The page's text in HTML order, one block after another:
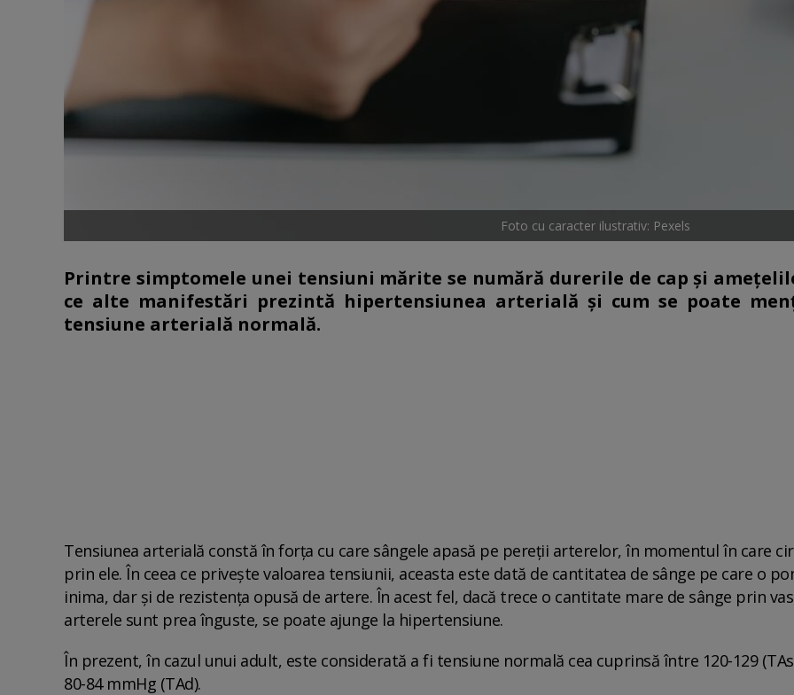
Foto cu caracter ilustrativ: Pexels
Printre simptomele unei tensiuni mărite se numără durerile de cap și
ce alte manifestări prezintă hipertensiunea arterială și cum se poate
tensiune arterială normală.
Tensiunea arterială constă în forța cu care sângele apasă pe pereții arterelor, în momentul în care
prin ele. În ceea ce privește valoarea tensiunii, aceasta este dată de cantitatea de sânge pe care o
inima, dar și de rezistența opusă de artere. În acest fel, dacă trece o cantitate mare de sânge prin
arterele sunt prea înguste, se poate ajunge la hipertensiune.
În prezent, în cazul unui adult, este considerată a fi tensiune normală cea cuprinsă între 120-129
80-84 mmHg (TAd).